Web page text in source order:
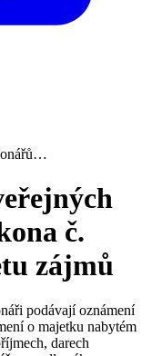
č.
zájmů
podávají oznámení
o majetku nabytém
darech